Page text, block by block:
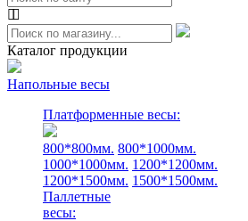
Каталог продукции
Напольные весы
Платформенные весы:
800*800мм. 800*1000мм.
1000*1000мм. 1200*1200мм.
1200*1500мм. 1500*1500мм.
Паллетные
весы: